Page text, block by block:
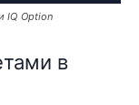
IQ Option
в